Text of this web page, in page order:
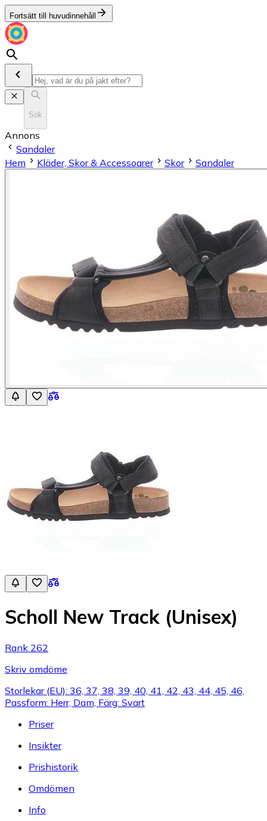
Fortsätt till huvudinnehåll
Sök
Annons
Sandaler
Hem
Kläder, Skor & Accessoarer Skor Sandaler
Scholl New Track (Unisex)
Rank 262
Skriv omdöme
Storlekar (EU): 36, 37, 38, 39, 40, 41, 42, 43, 44, 45, 46,
Passform: Herr, Dam, Färg: Svart
Priser
Insikter
Prishistorik
Omdömen
Info